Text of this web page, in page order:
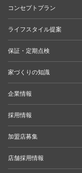
コンセプトプラン
ライフスタイル提案
保証・定期点検
家づくりの知識
企業情報
採用情報
加盟店募集
店舗採用情報